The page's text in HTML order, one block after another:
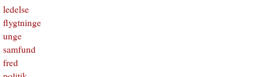
ledelse
flygtninge
unge
samfund
fred